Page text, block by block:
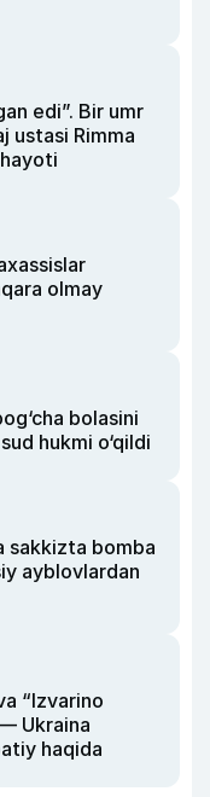
edi”. Bir umr
ustasi Rimma
olmay
bolasini
hukmi o‘qildi
sakkizta bomba
ayblovlardan
“Izvarino
Ukraina
haqida